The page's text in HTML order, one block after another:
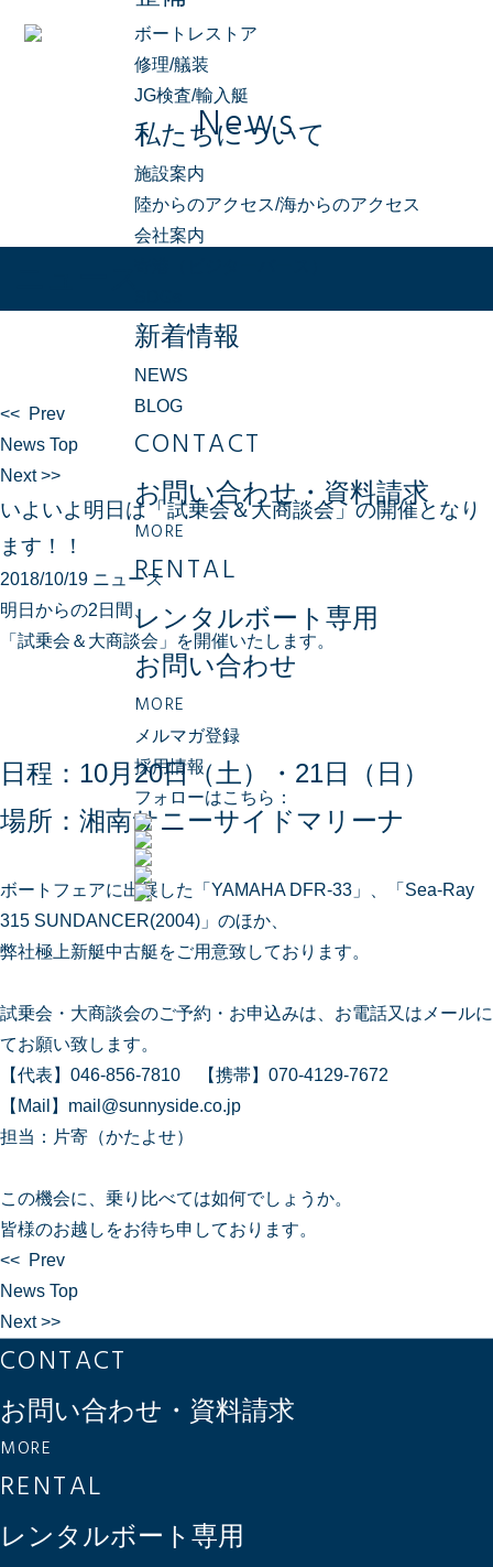
ボートレストア
修理/艤装
JG検査/輸入艇
私たちについて
施設案内
陸からのアクセス/海からのアクセス
会社案内
新着情報
NEWS
BLOG
CONTACT
お問い合わせ・資料請求
MORE
RENTAL
レンタルボート専用
お問い合わせ
MORE
メルマガ登録
採用情報
フォローはこちら：
News
<< Prev
News Top
Next >>
いよいよ明日は「試乗会＆大商談会」の開催となり
ます！！
2018/10/19 ニュース
明日からの2日間、
「試乗会＆大商談会」を開催いたします。
日程：10月20日（土）・21日（日）
場所：湘南サニーサイドマリーナ
ボートフェアに出展した「YAMAHA DFR-33」、「Sea-Ray
315 SUNDANCER(2004)」のほか、
弊社極上新艇中古艇をご用意致しております。
試乗会・大商談会のご予約・お申込みは、お電話又はメールに
てお願い致します。
【代表】046-856-7810 【携帯】070-4129-7672
【Mail】mail@sunnyside.co.jp
担当：片寄（かたよせ）
この機会に、乗り比べては如何でしょうか。
皆様のお越しをお待ち申しております。
<< Prev
News Top
Next >>
CONTACT
お問い合わせ・資料請求
MORE
RENTAL
レンタルボート専用